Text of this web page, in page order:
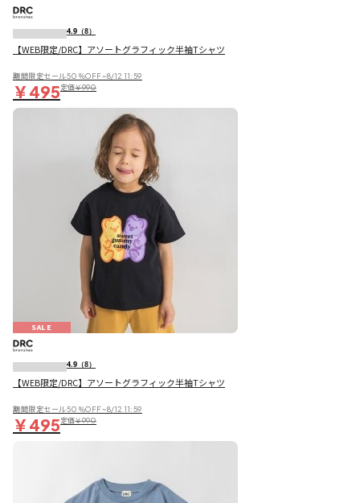
4.9 （8）
【WEB限定/DRC】アソートグラフィック半袖Tシャツ
期間限定セール50％OFF~8/12 11:59
￥495定価￥990
SALE
4.9 （8）
【WEB限定/DRC】アソートグラフィック半袖Tシャツ
期間限定セール50％OFF~8/12 11:59
￥495定価￥990